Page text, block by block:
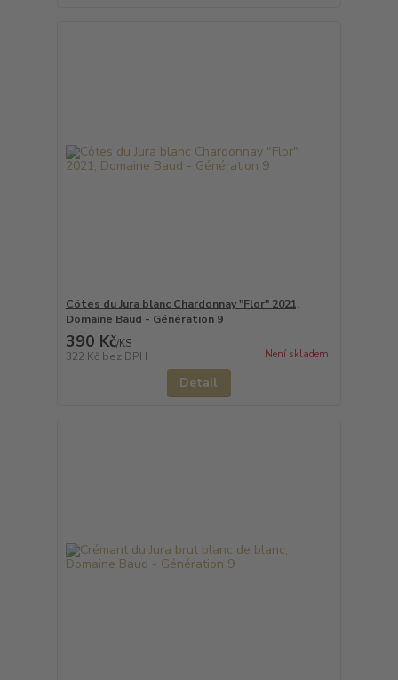
Côtes du Jura blanc Chardonnay "Flor" 2021,
Domaine Baud - Génération 9
390 Kč/KS
322 Kč bez DPH Není skladem
Detail